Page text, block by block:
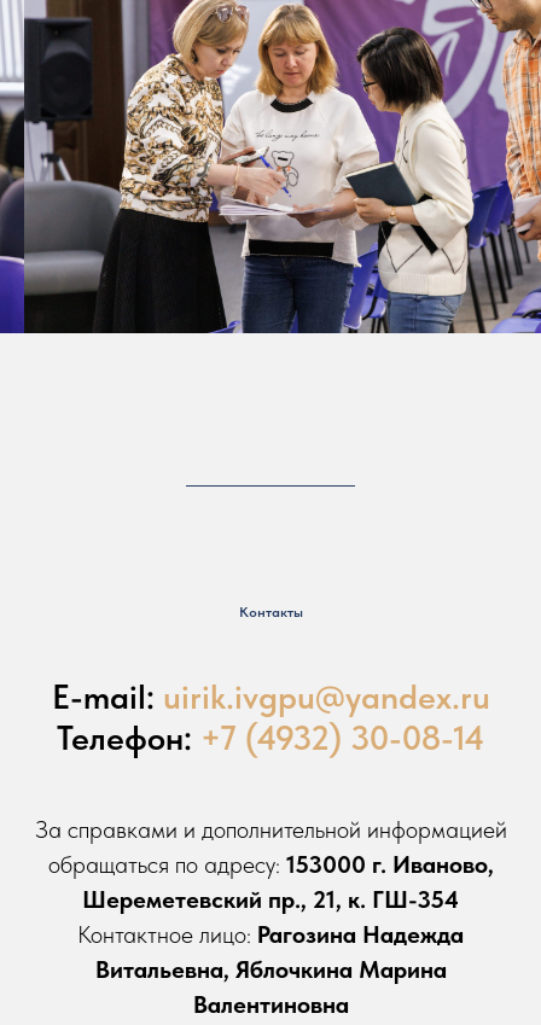
Контакты
E-mail: uirik.ivgpu@yandex.ru
Телефон: +7 (4932) 30-08-14
За справками и дополнительной информацией
обращаться по адресу: 153000 г. Иваново,
Шереметевский пр., 21, к. ГШ-354
Контактное лицо: Рагозина Надежда
Витальевна, Яблочкина Марина
Валентиновна